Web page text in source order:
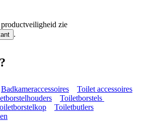
zie
.
Badkameraccessoires
Toilet accessoires
Toiletborstels
Toiletbutlers